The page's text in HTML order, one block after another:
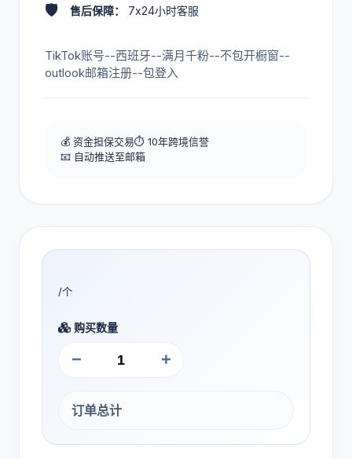
🛡️ 售后保障： 7x24小时客服
TikTok账号--西班牙--满月千粉--不包开橱窗--
outlook邮箱注册--包登入
💰 资金担保交易⏱️ 10年跨境信誉
📧 自动推送至邮箱
/个
购买数量
− +
订单总计